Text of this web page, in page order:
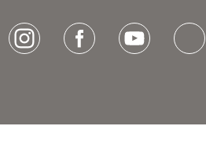
[socialLinksTitle]